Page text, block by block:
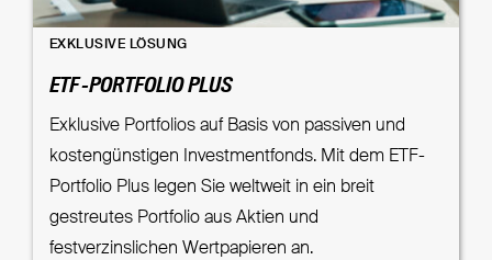
EXKLUSIVE LÖSUNG
ETF-PORTFOLIO PLUS
Exklusive Portfolios auf Basis von passiven und
kostengünstigen Investmentfonds. Mit dem ETF-
Portfolio Plus legen Sie weltweit in ein breit
gestreutes Portfolio aus Aktien und
festverzinslichen Wertpapieren an.